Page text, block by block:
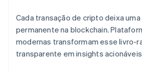
Cada transação de cripto deixa
permanente na blockchain.
modernas transformam esse livro-
transparente em insights